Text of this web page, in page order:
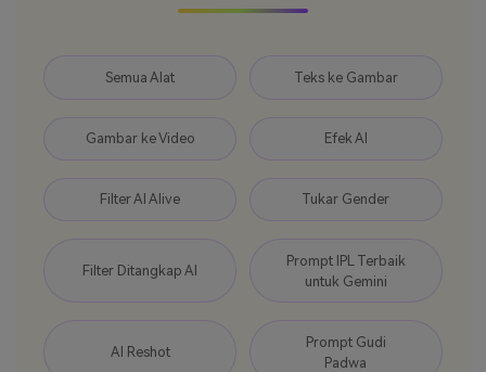
Semua Alat Teks ke Gambar
Gambar ke Video Efek AI
Filter AI Alive Tukar Gender
Filter Ditangkap AI
Prompt IPL Terbaik
untuk Gemini
AI Reshot
Prompt Gudi
Padwa